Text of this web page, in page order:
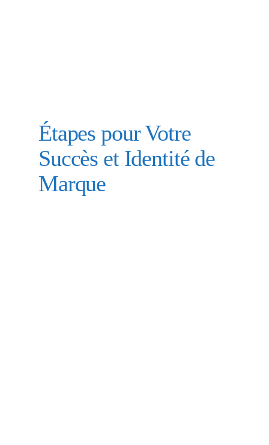
Étapes pour Votre
Succès et Identité de
Marque